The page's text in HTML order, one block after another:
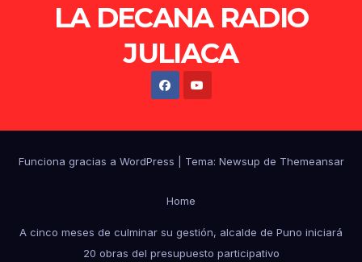
LA DECANA RADIO
JULIACA
Funciona gracias a WordPress Tema: Newsup de Themeansar
Home
A cinco meses de culminar su gestión, alcalde de Puno iniciará
20 obras del presupuesto participativo